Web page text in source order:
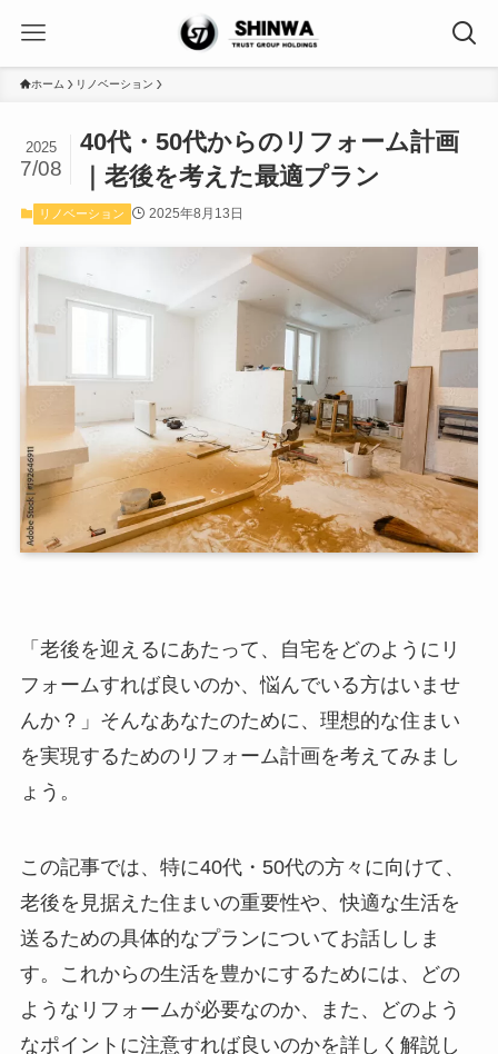
ホーム リノベーション
40代・50代からのリフォーム計画
｜老後を考えた最適プラン
2025
7/08
リノベーション 2025年8月13日
「老後を迎えるにあたって、自宅をどのようにリ
フォームすれば良いのか、悩んでいる方はいませ
んか？」そんなあなたのために、理想的な住まい
を実現するためのリフォーム計画を考えてみまし
ょう。
この記事では、特に40代・50代の方々に向けて、
老後を見据えた住まいの重要性や、快適な生活を
送るための具体的なプランについてお話ししま
す。これからの生活を豊かにするためには、どの
ようなリフォームが必要なのか、また、どのよう
なポイントに注意すれば良いのかを詳しく解説し